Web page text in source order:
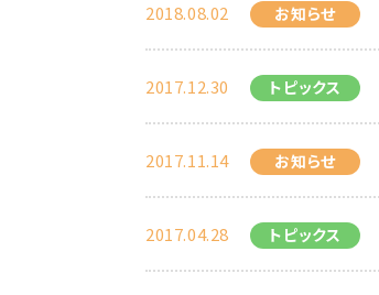
2018.08.02 お知らせ
2017.12.30 トピックス
2017.11.14 お知らせ
2017.04.28 トピックス